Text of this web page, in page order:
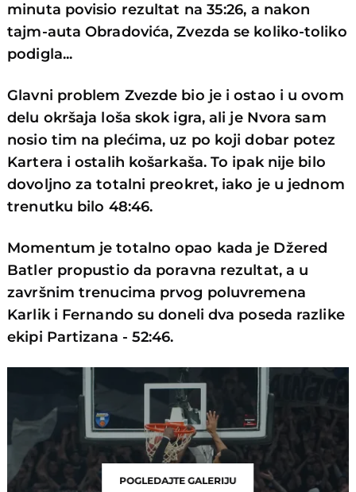
minuta povisio rezultat na 35:26, a nakon
tajm-auta Obradovića, Zvezda se koliko-toliko
podigla...
Glavni problem Zvezde bio je i ostao i u ovom
delu okršaja loša skok igra, ali je Nvora sam
nosio tim na plećima, uz po koji dobar potez
Kartera i ostalih košarkaša. To ipak nije bilo
dovoljno za totalni preokret, iako je u jednom
trenutku bilo 48:46.
Momentum je totalno opao kada je Džered
Batler propustio da poravna rezultat, a u
završnim trenucima prvog poluvremena
Karlik i Fernando su doneli dva poseda razlike
ekipi Partizana - 52:46.
POGLEDAJTE GALERIJU